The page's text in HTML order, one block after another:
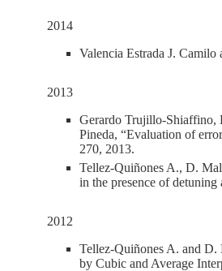
2014
Valencia Estrada J.
2013
Gerardo Trujillo-Shiaffino,
Pineda, “Evaluation of
270, 2013.
Tellez-Quiñones A., D.
in the presence of
2012
Tellez-Quiñones A. and D.
by Cubic and Average